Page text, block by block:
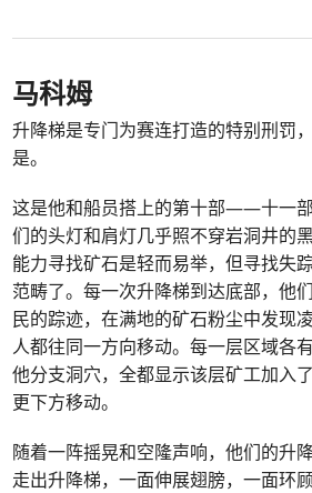
马科姆
升降梯是专门为赛连打造的特别刑罚
是。
这是他和船员搭上的第十部——十一
们的头灯和肩灯几乎照不穿岩洞井的
能力寻找矿石是轻而易举，但寻找失
范畴了。每一次升降梯到达底部，他
民的踪迹，在满地的矿石粉尘中发现
人都往同一方向移动。每一层区域各
他分支洞穴，全都显示该层矿工加入
更下方移动。
随着一阵摇晃和空隆声响，他们的升
走出升降梯，一面伸展翅膀，一面环顾